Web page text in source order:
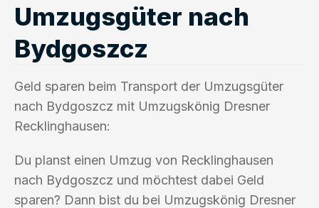
Umzugsgüter nach
Bydgoszcz
Geld sparen beim Transport der Umzugsgüter
nach Bydgoszcz mit Umzugskönig Dresner
Recklinghausen:
Du planst einen Umzug von Recklinghausen
nach Bydgoszcz und möchtest dabei Geld
sparen? Dann bist du bei Umzugskönig Dresner